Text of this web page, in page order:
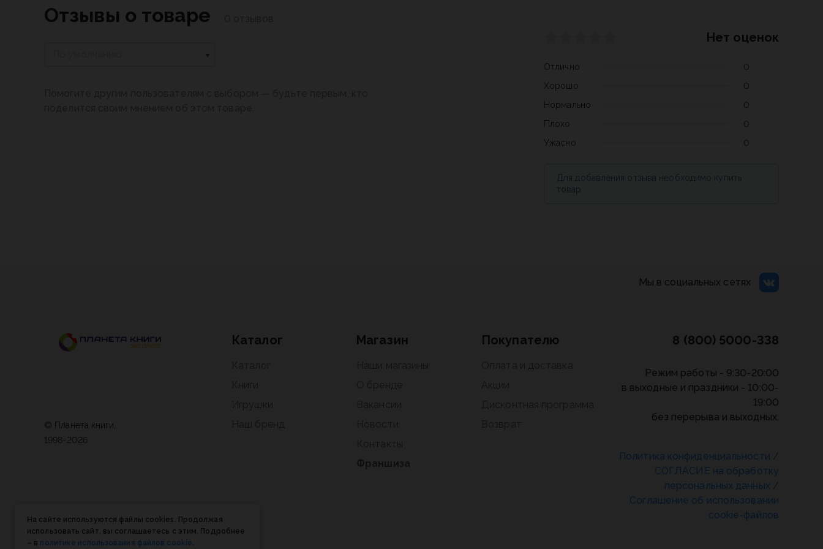
Отзывы о товаре
Нет оценок
Отлично
0
Хорошо
0
Нормально
0
Плохо
0
Ужасно
0
Для добавления отзыва необходимо купить
товар
Мы в социальных сетях
© Планета книги,
1998-2026
Каталог Магазин Покупателю 8 (800) 5000-338
Режим работы - 9:30-20:00
в выходные и праздники - 10:00-
19:00
без перерыва и выходных.
Политика конфиденциальности /
СОГЛАСИЕ на обработку
персональных данных /
Соглашение об использовании
cookie-файлов
На сайте используются файлы cookies. Продолжая
использовать сайт, вы соглашаетесь с этим. Подробнее
– в политике использования файлов cookie.